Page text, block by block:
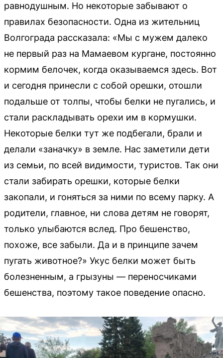
равнодушным. Но некоторые забывают о
правилах безопасности. Одна из жительниц
Волгограда рассказала: «Мы с мужем далеко
не первый раз на Мамаевом кургане, постоянно
кормим белочек, когда оказываемся здесь. Вот
и сегодня принесли с собой орешки, отошли
подальше от толпы, чтобы белки не пугались, и
стали раскладывать орехи им в кормушки.
Некоторые белки тут же подбегали, брали и
делали «заначку» в земле. Нас заметили дети
из семьи, по всей видимости, туристов. Так они
стали забирать орешки, которые белки
закопали, и гоняться за ними по всему парку. А
родители, главное, ни слова детям не говорят,
только улыбаются вслед. Про бешенство,
похоже, все забыли. Да и в принципе зачем
пугать животное?» Укус белки может быть
болезненным, а грызуны — переносчиками
бешенства, поэтому такое поведение опасно.